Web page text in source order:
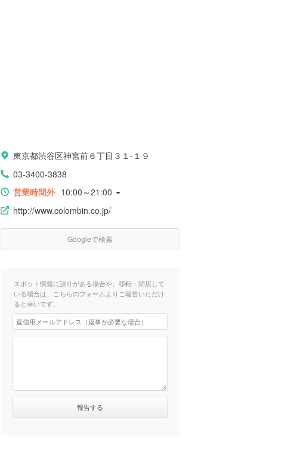
東京都渋谷区神宮前６丁目３１-１９
03-3400-3838
営業時間外 10:00～21:00
http://www.colombin.co.jp/
Googleで検索
スポット情報に誤りがある場合や、移転・閉店して
いる場合は、こちらのフォームよりご報告いただけ
ると幸いです。